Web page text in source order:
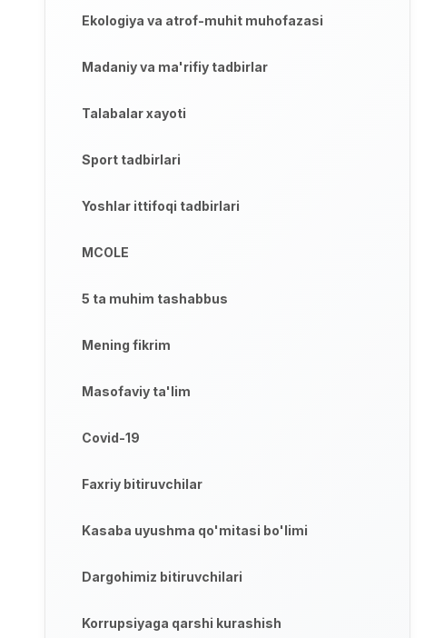
Ekologiya va atrof-muhit muhofazasi
Madaniy va ma'rifiy tadbirlar
Talabalar xayoti
Sport tadbirlari
Yoshlar ittifoqi tadbirlari
MCOLE
5 ta muhim tashabbus
Mening fikrim
Masofaviy ta'lim
Covid-19
Faxriy bitiruvchilar
Kasaba uyushma qo'mitasi bo'limi
Dargohimiz bitiruvchilari
Korrupsiyaga qarshi kurashish